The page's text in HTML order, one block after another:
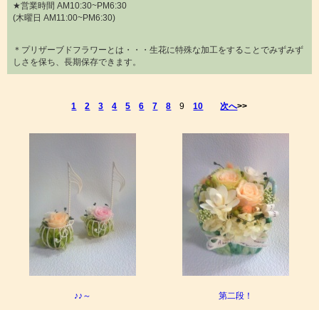
★営業時間 AM10:30~PM6:30
(木曜日 AM11:00~PM6:30)
＊プリザーブドフラワーとは・・・生花に特殊な加工をすることでみずみず
しさを保ち、長期保存できます。
1 2 3 4 5 6 7 8 910 次へ>>
♪♪～ 第二段！